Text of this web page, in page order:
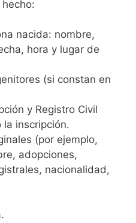
nacida: nombre,
hora y lugar de
(si constan en
y Registro Civil
inscripción.
(por ejemplo,
adopciones,
nacionalidad,